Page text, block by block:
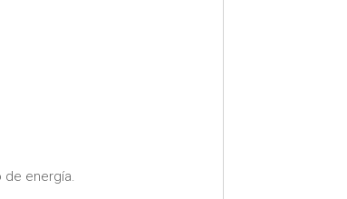
energía.